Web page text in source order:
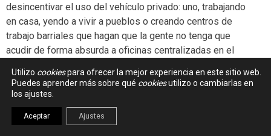
desincentivar el uso del vehículo privado: uno, trabajando
en casa, yendo a vivir a pueblos o creando centros de
trabajo barriales que hagan que la gente no tenga que
acudir de forma absurda a oficinas centralizadas en el
transporte público eficientes que son mucho más
económicos que invertir en infraestructuras y finaciar
florentinos.
En Nueva York paso casi todo el año y allí no necesito
Utilizo cookiespara ofrecer la mejor experiencia en este sitio web.
Puedes aprender más sobre qué cookiesutilizo o cambiarlas en
los ajustes.
Aceptar Ajustes